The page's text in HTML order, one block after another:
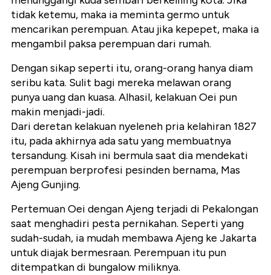
tidak ketemu, maka ia meminta germo untuk
mencarikan perempuan. Atau jika kepepet, maka ia
mengambil paksa perempuan dari rumah.
Dengan sikap seperti itu, orang-orang hanya diam
seribu kata. Sulit bagi mereka melawan orang
punya uang dan kuasa. Alhasil, kelakuan Oei pun
makin menjadi-jadi.
Dari deretan kelakuan nyeleneh pria kelahiran 1827
itu, pada akhirnya ada satu yang membuatnya
tersandung. Kisah ini bermula saat dia mendekati
perempuan berprofesi pesinden bernama, Mas
Ajeng Gunjing.
Pertemuan Oei dengan Ajeng terjadi di Pekalongan
saat menghadiri pesta pernikahan. Seperti yang
sudah-sudah, ia mudah membawa Ajeng ke Jakarta
untuk diajak bermesraan. Perempuan itu pun
ditempatkan di bungalow miliknya.